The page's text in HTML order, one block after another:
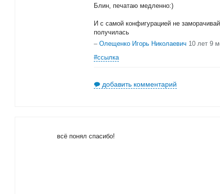
Блин, печатаю медленно:)
И с самой конфигурацией не
получилась
– Олещенко Игорь Николаевич 10 лет 9
#ссылка
добавить комментарий
всё понял спасибо!